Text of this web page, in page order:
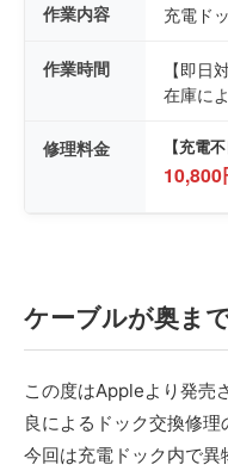
作業内容 充電ド
作業時間
【即日
在庫に
修理料金 【充電不
10,800
ケーブルが奥ま
この度はAppleより発売
良によるドック交換修理
今回は充電ドック内で